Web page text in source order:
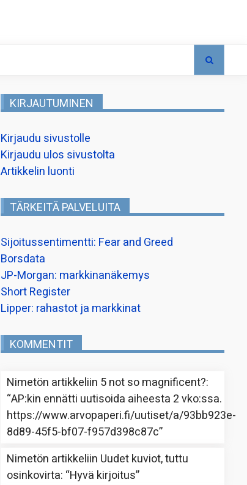
KIRJAUTUMINEN
Kirjaudu sivustolle
Kirjaudu ulos sivustolta
Artikkelin luonti
TÄRKEITÄ PALVELUITA
Sijoitussentimentti: Fear and Greed
Borsdata
JP-Morgan: markkinanäkemys
Short Register
Lipper: rahastot ja markkinat
KOMMENTIT
Nimetön artikkeliin 5 not so magnificent?:
“AP:kin ennätti uutisoida aiheesta 2 vko:ssa.
https://www.arvopaperi.fi/uutiset/a/93bb923e-
8d89-45f5-bf07-f957d398c87c”
Nimetön artikkeliin Uudet kuviot, tuttu
osinkovirta: “Hyvä kirjoitus”